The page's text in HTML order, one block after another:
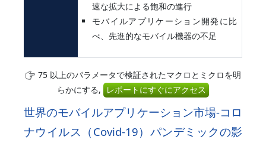
速な拡大による飽和の進行
モバイルアプリケーション開発に比
べ、先進的なモバイル機器の不足
75 以上のパラメータで検証されたマクロとミクロを明
らかにする, レポートにすぐにアクセス
世界のモバイルアプリケーション市場-コロ
ナウイルス（Covid-19）パンデミックの影